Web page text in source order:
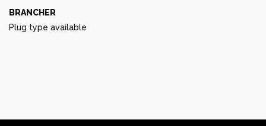
BRANCHER
Plug type available